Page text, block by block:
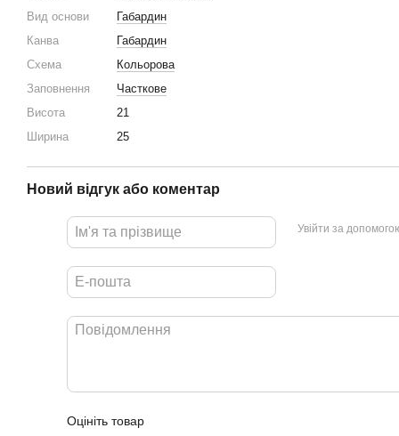
Вид основи
Габардин
Канва
Габардин
Схема
Кольорова
Заповнення
Часткове
Висота
21
Ширина
25
Новий відгук або коментар
Увійти за
Оцініть товар